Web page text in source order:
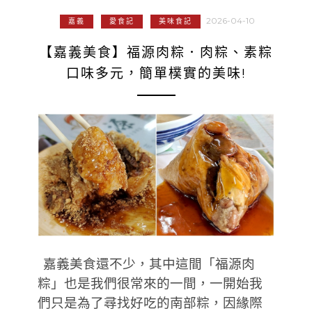
嘉義 愛食記 美味食記 2026-04-10
【嘉義美食】福源肉粽．肉粽、素粽
口味多元，簡單樸實的美味!
嘉義美食還不少，其中這間「福源肉
粽」也是我們很常來的一間，一開始我
們只是為了尋找好吃的南部粽，因緣際